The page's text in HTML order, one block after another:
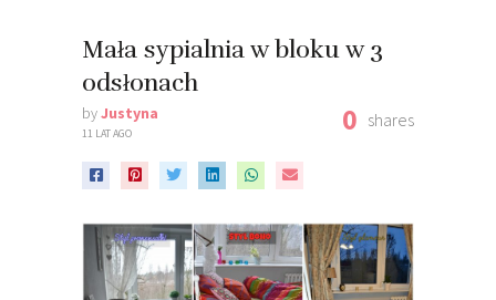
Mała sypialnia w bloku w 3
odsłonach
byJustyna
11 LAT AGO 0 shares